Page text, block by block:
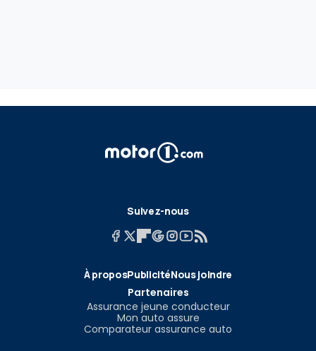
Suivez-nous
À proposPublicitéNous joindre
Partenaires
Assurance jeune conducteur
Mon auto assure
Comparateur assurance auto